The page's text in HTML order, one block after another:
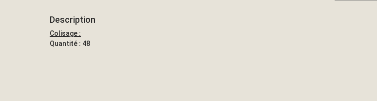
Description
Colisage :
Quantité : 48